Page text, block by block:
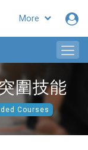
More
圍技能
Courses